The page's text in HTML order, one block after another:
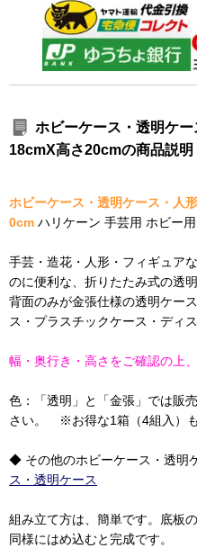
ホビーケース・透明ケ
18cmX高さ20cmの商品説明
ホビーケース・透明ケース・人
0cm ハリケーン 手芸用 ホビー用
手芸・造花・人形・フィギュア
のに便利な、折りたたみ式の透明
背面のみが金張仕様の透明ケー
ス・プラスチックケース・ディ
幅・奥行き・高さをご確認の上
色：「透明」と「金張」では販
さい。 ※お得な1箱（4組入）も
◆ その他のホビーケース・透
ス・透明ケース
組み立て方は、簡単です。底板
同様にはめ込むと完成です。